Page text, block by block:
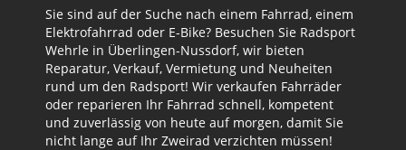
Sie sind auf der Suche nach einem Fahrrad, einem
Elektrofahrrad oder E-Bike? Besuchen Sie Radsport
Wehrle in Überlingen-Nussdorf, wir bieten
Reparatur, Verkauf, Vermietung und Neuheiten
rund um den Radsport! Wir verkaufen Fahrräder
oder reparieren Ihr Fahrrad schnell, kompetent
und zuverlässig von heute auf morgen, damit Sie
nicht lange auf Ihr Zweirad verzichten müssen!